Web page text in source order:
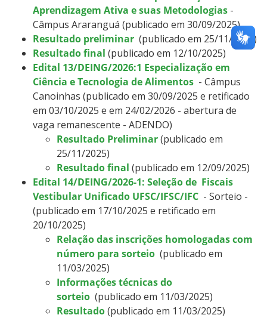
Aprendizagem Ativa e suas Metodologias -
Câmpus Araranguá (publicado em 30/09/2025)
Resultado preliminar (publicado em 25/11/2025)
Resultado final (publicado em 12/10/2025)
Edital 13/DEING/2026:1 Especialização em
Ciência e Tecnologia de Alimentos - Câmpus
Canoinhas (publicado em 30/09/2025 e retificado
em 03/10/2025 e em 24/02/2026 - abertura de
vaga remanescente - ADENDO)
Resultado Preliminar(publicado em
25/11/2025)
Resultado final (publicado em 12/09/2025)
Edital 14/DEING/2026-1: Seleção de Fiscais
Vestibular Unificado UFSC/IFSC/IFC - Sorteio -
(publicado em 17/10/2025 e retificado em
20/10/2025)
Relação das inscrições homologadas com
número para sorteio (publicado em
11/03/2025)
Informações técnicas do
sorteio (publicado em 11/03/2025)
Resultado(publicado em 11/03/2025)